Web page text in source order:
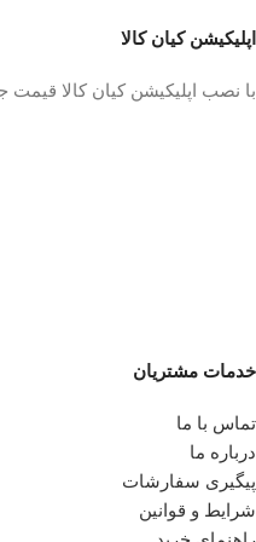
اپلیکیشن کیان کالا
با نصب اپلیکیشن کیان کالا
خدمات مشتریان
تماس با ما
درباره ما
پیگیری سفارشات
شرایط و قوانین